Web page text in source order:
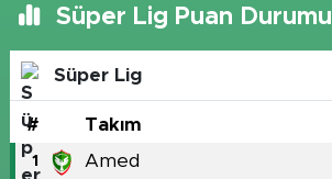
Süper Lig Puan Durumu
Süper Lig
# Takım
1 Amed